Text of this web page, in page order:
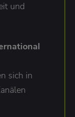
und
sich in